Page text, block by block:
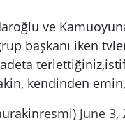
ve
başkanı iken
kendinden
June 3,